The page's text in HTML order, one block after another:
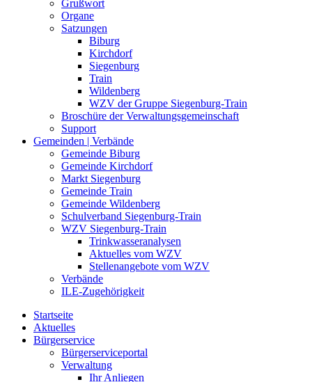
Grußwort
Organe
Satzungen
Biburg
Kirchdorf
Siegenburg
Train
Wildenberg
WZV der Gruppe Siegenburg-Train
Broschüre der Verwaltungsgemeinschaft
Support
Gemeinden | Verbände
Gemeinde Biburg
Gemeinde Kirchdorf
Markt Siegenburg
Gemeinde Train
Gemeinde Wildenberg
Schulverband Siegenburg-Train
WZV Siegenburg-Train
Trinkwasseranalysen
Aktuelles vom WZV
Stellenangebote vom WZV
Verbände
ILE-Zugehörigkeit
Startseite
Aktuelles
Bürgerservice
Bürgerserviceportal
Verwaltung
Ihr Anliegen